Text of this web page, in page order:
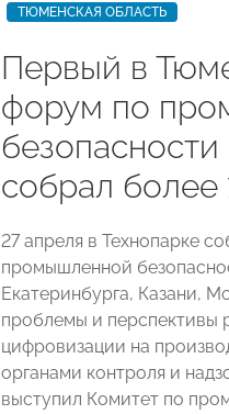
ТЮМЕНСКАЯ ОБЛАСТЬ
Первый в
форум по
собрал более
27 апреля в Технопарке
промышленной
Екатеринбурга, Казани,
проблемы и перспективы
цифровизации на
органами контроля и
выступил Комитет по